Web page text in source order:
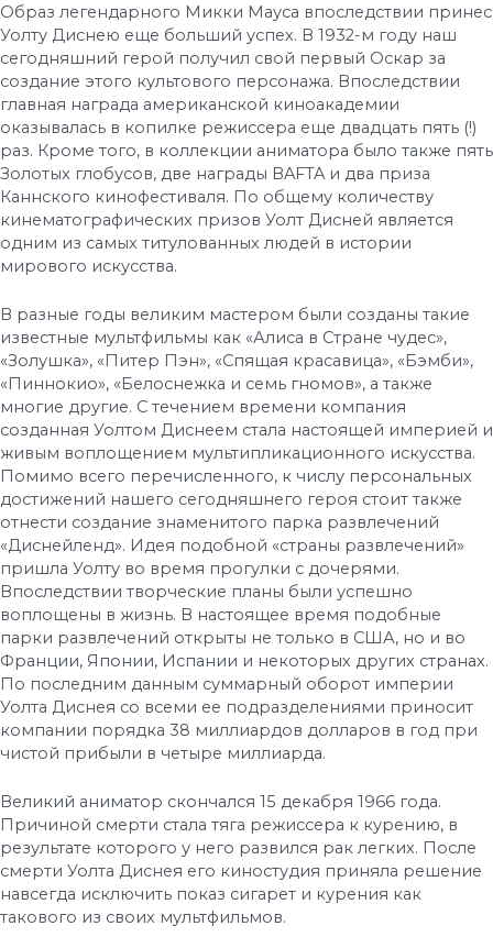
Образ легендарного Микки Мауса впоследствии принес
Уолту Диснею еще больший успех. В 1932-м году наш
сегодняшний герой получил свой первый Оскар за
создание этого культового персонажа. Впоследствии
главная награда американской киноакадемии
оказывалась в копилке режиссера еще двадцать пять (!)
раз. Кроме того, в коллекции аниматора было также пять
Золотых глобусов, две награды BAFTA и два приза
Каннского кинофестиваля. По общему количеству
кинематографических призов Уолт Дисней является
одним из самых титулованных людей в истории
мирового искусства.
В разные годы великим мастером были созданы такие
известные мультфильмы как «Алиса в Стране чудес»,
«Золушка», «Питер Пэн», «Спящая красавица», «Бэмби»,
«Пиннокио», «Белоснежка и семь гномов», а также
многие другие. С течением времени компания
созданная Уолтом Диснеем стала настоящей империей и
живым воплощением мультипликационного искусства.
Помимо всего перечисленного, к числу персональных
достижений нашего сегодняшнего героя стоит также
отнести создание знаменитого парка развлечений
«Диснейленд». Идея подобной «страны развлечений»
пришла Уолту во время прогулки с дочерями.
Впоследствии творческие планы были успешно
воплощены в жизнь. В настоящее время подобные
парки развлечений открыты не только в США, но и во
Франции, Японии, Испании и некоторых других странах.
По последним данным суммарный оборот империи
Уолта Диснея со всеми ее подразделениями приносит
компании порядка 38 миллиардов долларов в год при
чистой прибыли в четыре миллиарда.
Великий аниматор скончался 15 декабря 1966 года.
Причиной смерти стала тяга режиссера к курению, в
результате которого у него развился рак легких. После
смерти Уолта Диснея его киностудия приняла решение
навсегда исключить показ сигарет и курения как
такового из своих мультфильмов.